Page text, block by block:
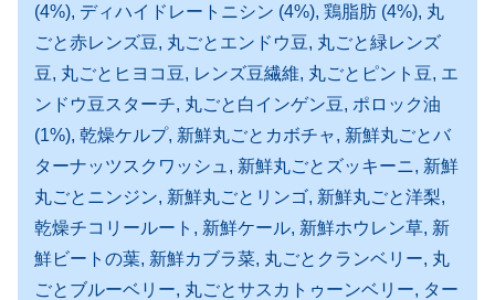
(4%), ディハイドレートニシン (4%), 鶏脂肪 (4%), 丸
ごと赤レンズ豆, 丸ごとエンドウ豆, 丸ごと緑レンズ
豆, 丸ごとヒヨコ豆, レンズ豆繊維, 丸ごとピント豆, エ
ンドウ豆スターチ, 丸ごと白インゲン豆, ポロック油
(1%), 乾燥ケルプ, 新鮮丸ごとカボチャ, 新鮮丸ごとバ
ターナッツスクワッシュ, 新鮮丸ごとズッキーニ, 新鮮
丸ごとニンジン, 新鮮丸ごとリンゴ, 新鮮丸ごと洋梨,
乾燥チコリールート, 新鮮ケール, 新鮮ホウレン草, 新
鮮ビートの葉, 新鮮カブラ菜, 丸ごとクランベリー, 丸
ごとブルーベリー, 丸ごとサスカトゥーンベリー, ター